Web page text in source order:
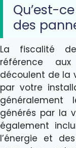
Qu’est-
des
La fiscalité
référence
découlent de la
par votre
généralement
générés par la
également
l’énergie et